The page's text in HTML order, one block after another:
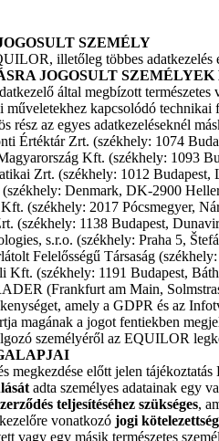
SZEMÉLY
illetőleg többes adatkezelés
JOGOSULT
által megbízott
műveletekhez kapcsolódó technikai
rész az egyes adatkezeléseknél
Értéktár Zrt. (székhely: 1074
Kft. (székhely: 1093
Zrt. (székhely: 1012 Budapest,
Denmark, DK-2900
(székhely: 2017 Pócsmegyer,
(székhely: 1138 Budapest,
s.r.o. (székhely: Praha 5,
Felelősségű Társaság
Kft. (székhely: 1191 Budapest,
(Frankfurt am Main,
amely a GDPR és az
magának a jogot fentiekben
személyéről az EQUILOR
megkezdése előtt jelen
adta személyes adatainak egy
teljesítéséhez szükséges,
vonatkozó jogi
vagy egy másik természetes